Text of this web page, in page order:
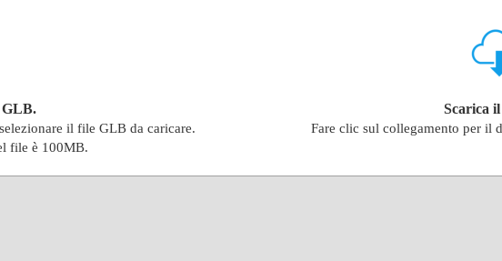
GLB.
il file GLB da caricare.
file è 100MB.
Scarica
Fare clic sul collegamento per il